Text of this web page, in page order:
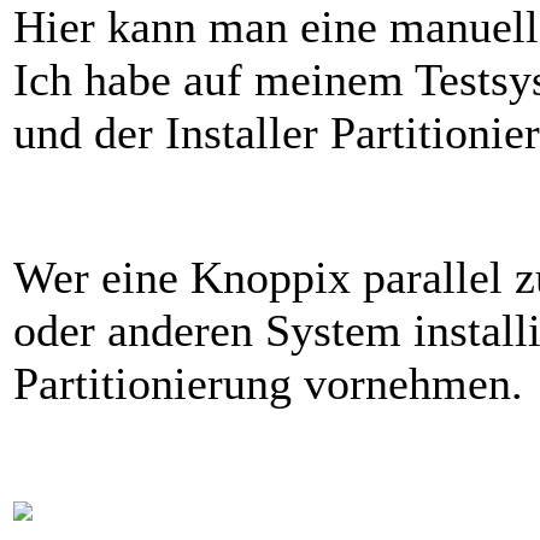
Hier kann man eine
Ich habe auf meinem
und der Installer
Wer eine Knoppix parallel
oder anderen System
Partitionierung vornehmen.